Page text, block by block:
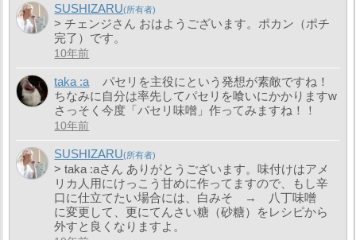
SUSHIZARU
> チェンジさん おはようございます。ポカン（ポチ
完了）です。
10年前
taka :a
パセリを主役にという発想が素敵ですね！
ちなみに自分は率先してパセリを喰いにかかりますw
さっそく今度「パセリ味噌」作ってみますね！！
10年前
SUSHIZARU
> taka :aさん ありがとうございます。味付けはアメ
リカ人用にけっこう甘めに作ってますので、もし辛
口に仕立てたい場合には、白みそ → 八丁味噌
に変更して、更にてんさい糖（砂糖）をレシピから
外すと良くなりますよ。